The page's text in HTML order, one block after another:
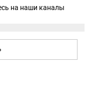
на наши каналы